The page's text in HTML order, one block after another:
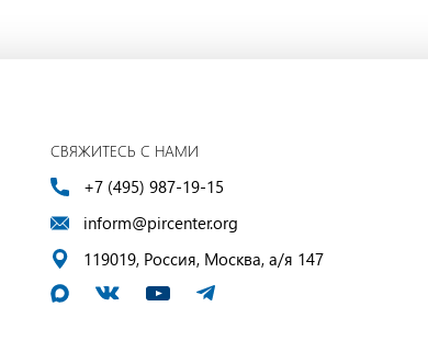
СВЯЖИТЕСЬ С НАМИ
+7 (495) 987-19-15
inform@pircenter.org
119019, Россия, Москва, а/я 147